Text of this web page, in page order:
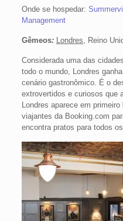
Onde se hospedar:
Management
Gêmeos: Londres, Reino
Considerada uma das
todo o mundo, Londres
cenário gastronômico. É o
extrovertidos e curiosos que
Londres aparece em
viajantes da Booking.com
encontra pratos para todos